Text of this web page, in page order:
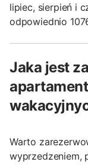
lipiec, sierpień i
odpowiednio
Jaka jest
Warto
wyprzedzeniem,